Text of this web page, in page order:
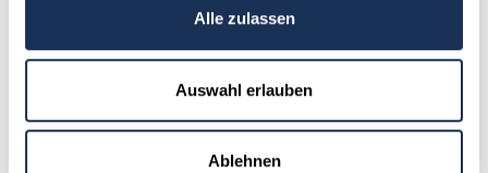
Alle zulassen
Auswahl erlauben
Ablehnen
Weitere Details